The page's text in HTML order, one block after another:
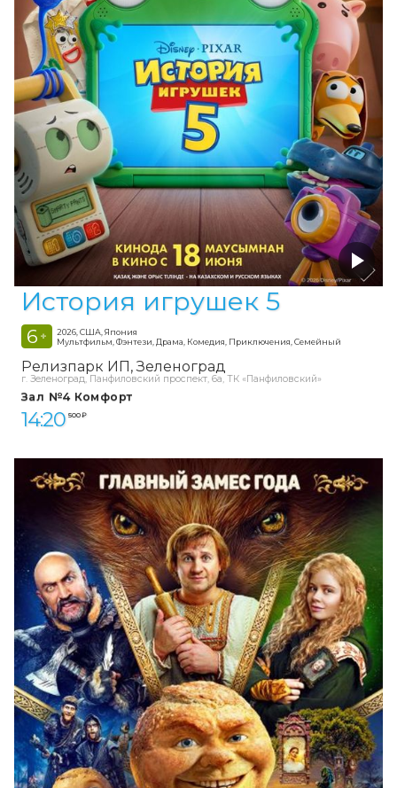
История игрушек 5
6 +
2026, США, Япония
Мультфильм, Фэнтези, Драма, Комедия, Приключения, Семейный
Релизпарк ИП Зеленоград
г. Зеленоград, Панфиловский проспект, 6а, ТК «Панфиловский»
Зал №4 Комфорт
14:20 500 ₽